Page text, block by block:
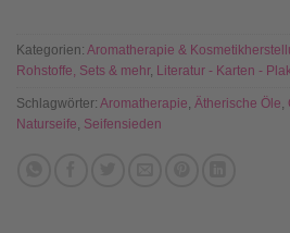
Kategorien: Aromatherapie &
Rohstoffe, Sets & mehr, Literatur - Karten -
Schlagwörter: Aromatherapie, Ätherische Öle,
Naturseife, Seifensieden